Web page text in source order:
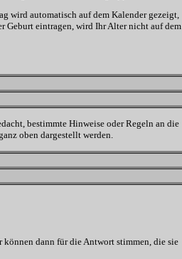
wird automatisch auf dem Kalender gezeigt,
Geburt eintragen, wird Ihr Alter nicht auf dem
bestimmte Hinweise oder Regeln an die
oben dargestellt werden.
dann für die Antwort stimmen, die sie